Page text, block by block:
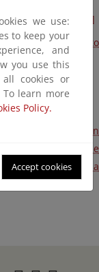
[PDF] [3,27 MB]
10 del Reglamento
de fabricación
de bombeo de
de interior, con la
-EBISEs-.
we use:
to keep your
and
you use this
cookies or
learn more
Policy.
Accept cookies